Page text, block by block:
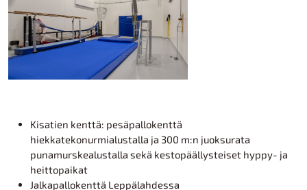
Kisatien kenttä: pesäpallokenttä
hiekkatekonurmialustalla ja 300 m:n juoksurata
punamurskealustalla sekä kestopäällysteiset hyppy- ja
heittopaikat
Jalkapallokenttä Leppälahdessa